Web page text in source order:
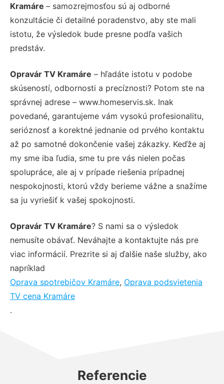
Kramáre – samozrejmosťou sú aj odborné
konzultácie či detailné poradenstvo, aby ste mali
istotu, že výsledok bude presne podľa vašich
predstáv.
Opravár TV Kramáre – hľadáte istotu v podobe
skúseností, odbornosti a precíznosti? Potom ste na
správnej adrese – www.homeservis.sk. Inak
povedané, garantujeme vám vysokú profesionalitu,
serióznosť a korektné jednanie od prvého kontaktu
až po samotné dokončenie vašej zákazky. Keďže aj
my sme iba ľudia, sme tu pre vás nielen počas
spolupráce, ale aj v prípade riešenia prípadnej
nespokojnosti, ktorú vždy berieme vážne a snažíme
sa ju vyriešiť k vašej spokojnosti.
Opravár TV Kramáre? S nami sa o výsledok
nemusíte obávať. Neváhajte a kontaktujte nás pre
viac informácií. Prezrite si aj ďalšie naše služby, ako
napríklad
Oprava spotrebičov Kramáre, Oprava podsvietenia
TV cena Kramáre
.
Referencie